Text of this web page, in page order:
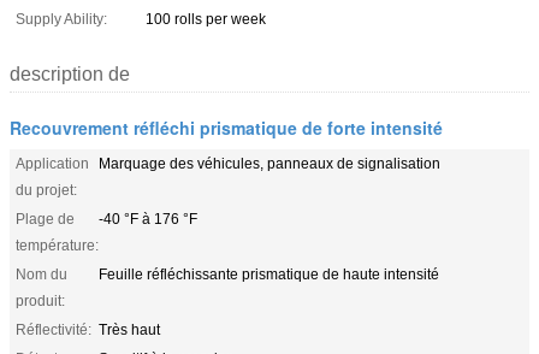
Supply Ability:
100 rolls per week
description de
Recouvrement réfléchi prismatique de forte intensité
Application
du projet:
Marquage des véhicules, panneaux de signalisation
Plage de
température:
-40 °F à 176 °F
Nom du
produit:
Feuille réfléchissante prismatique de haute intensité
Réflectivité: Très haut